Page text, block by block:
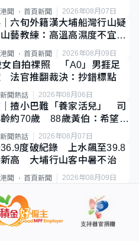
港聞 首頁新聞 2026年08月07日
六旬外籍漢大埔船灣行山疑
藝教練：高溫高濕度不宜遠
港聞 首頁新聞 2026年08月09日
女自拍祼照 「A0」男捱足
法官推翻裁決：抄錯標點
新聞熱話 2026年08月06日
｜揸小巴難「養家活兒」 司
約70歲 88歲黃伯：希望一
新聞熱話 2026年08月07日
36.9度破紀錄 上水飆至39.8
新高 大埔行山客中暑不治
港聞 首頁新聞 2026年08月09日